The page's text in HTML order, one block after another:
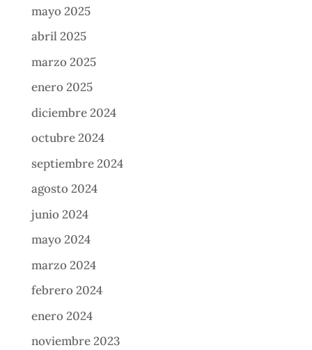
mayo 2025
abril 2025
marzo 2025
enero 2025
diciembre 2024
octubre 2024
septiembre 2024
agosto 2024
junio 2024
mayo 2024
marzo 2024
febrero 2024
enero 2024
noviembre 2023